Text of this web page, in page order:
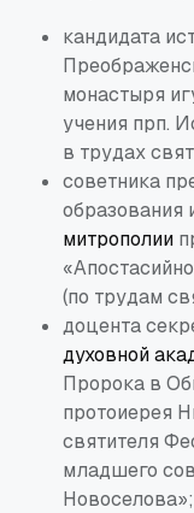
кандидата
монастыря
учения прп.
в трудах
советника
образования
митрополии
(по трудам
доцента
духовной
Пророка в
протоиерея
святителя
младшего
Новоселова»;